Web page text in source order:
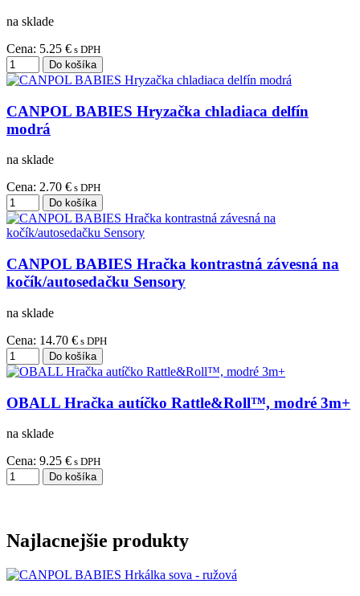
na sklade
Cena: 5.25 € s DPH
CANPOL BABIES Hryzačka chladiaca delfín
modrá
na sklade
Cena: 2.70 € s DPH
CANPOL BABIES Hračka kontrastná závesná na
kočík/autosedačku Sensory
na sklade
Cena: 14.70 € s DPH
OBALL Hračka autíčko Rattle&Roll™, modré 3m+
na sklade
Cena: 9.25 € s DPH
Najlacnejšie produkty